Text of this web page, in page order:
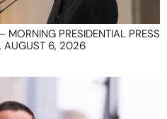
MORNING PRESIDENTIAL PRESS
AUGUST 6, 2026